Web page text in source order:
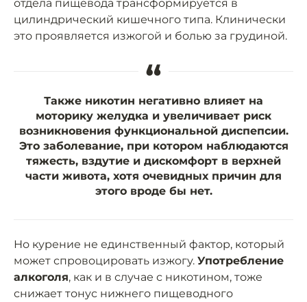
отдела пищевода трансформируется в
цилиндрический кишечного типа. Клинически
это проявляется изжогой и болью за грудиной.
“
Также никотин негативно влияет на
моторику желудка и увеличивает риск
возникновения функциональной диспепсии.
Это заболевание, при котором наблюдаются
тяжесть, вздутие и дискомфорт в верхней
части живота, хотя очевидных причин для
этого вроде бы нет.
Но курение не единственный фактор, который
может спровоцировать изжогу. Употребление
алкоголя, как и в случае с никотином, тоже
снижает тонус нижнего пищеводного